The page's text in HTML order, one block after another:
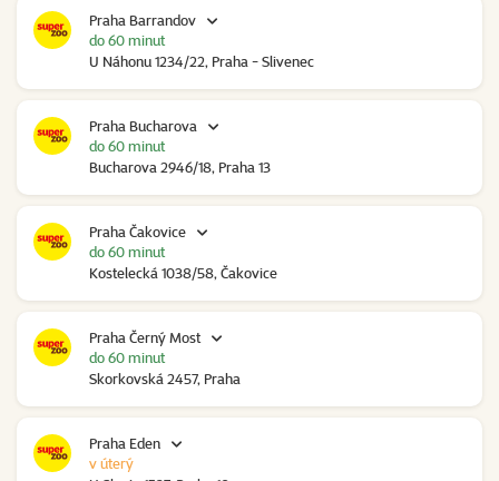
Praha Barrandov
U Náhonu 1234/22, Praha - Slivenec
do 60 minut
Praha Bucharova
Bucharova 2946/18, Praha 13
do 60 minut
Praha Čakovice
Kostelecká 1038/58, Čakovice
do 60 minut
Praha Černý Most
Skorkovská 2457, Praha
do 60 minut
Praha Eden
v úterý